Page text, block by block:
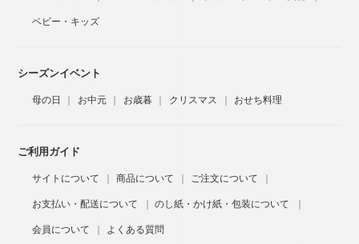
ベビー・キッズ
シーズンイベント
母の日 お中元 お歳暮 クリスマス おせち料理
ご利用ガイド
サイトについて 商品について ご注文について
お支払い・配送について のし紙・かけ紙・包装について
会員について よくある質問